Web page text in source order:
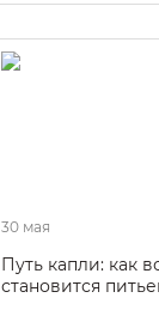
30 мая
Путь капли: как
становится